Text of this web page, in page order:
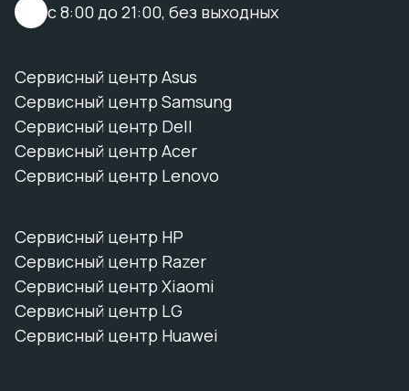
с 8:00 до 21:00, без выходных
Сервисный центр Asus
Сервисный центр Samsung
Сервисный центр Dell
Сервисный центр Acer
Сервисный центр Lenovo
Сервисный центр HP
Сервисный центр Razer
Сервисный центр Xiaomi
Сервисный центр LG
Сервисный центр Huawei